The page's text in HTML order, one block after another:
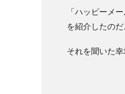
「ハッピーメ
を紹介したのだ
それを聞いた